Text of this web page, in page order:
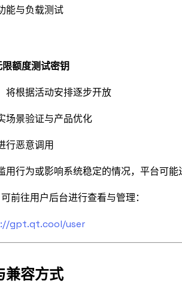
能与负载测试
额度测试密钥
将根据活动安排逐步开放
场景验证与产品优化
行恶意调用
用行为或影响系统稳定的情况，平台可能
前往用户后台进行查看与管理：
gpt.qt.cool/user
兼容方式